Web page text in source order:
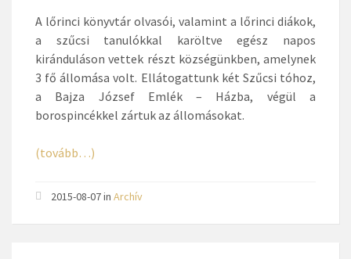
A lőrinci könyvtár olvasói, valamint a lőrinci diákok,
a szűcsi tanulókkal karöltve egész napos
kiránduláson vettek részt községünkben, amelynek
3 fő állomása volt. Ellátogattunk két Szűcsi tóhoz,
a Bajza József Emlék – Házba, végül a
borospincékkel zártuk az állomásokat.
(tovább…)
2015-08-07in Archív